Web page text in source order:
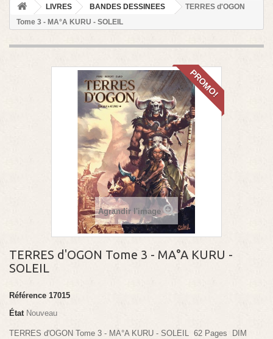
LIVRES BANDES DESSINEES
TERRES d'OGON
Tome 3 - MA°A KURU - SOLEIL
PROMO!
Agrandir l'image
TERRES d'OGON Tome 3 - MA°A KURU -
SOLEIL
Référence 17015
État Nouveau
TERRES d'OGON Tome 3 - MA°A KURU - SOLEIL 62 Pages DIM